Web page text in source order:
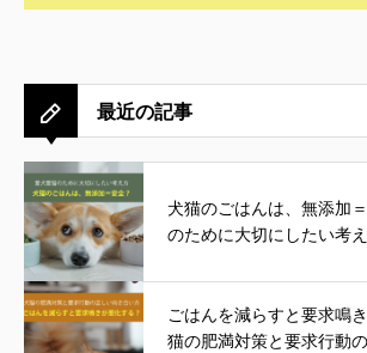
最近の記事
犬猫のごはんは、無添加
のために大切にしたい考
ごはんを減らすと要求鳴
猫の肥満対策と要求行動